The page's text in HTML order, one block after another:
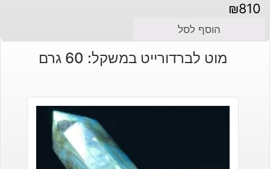
₪810
הוסף לסל
מוט לברדורייט במשקל: 60 גרם